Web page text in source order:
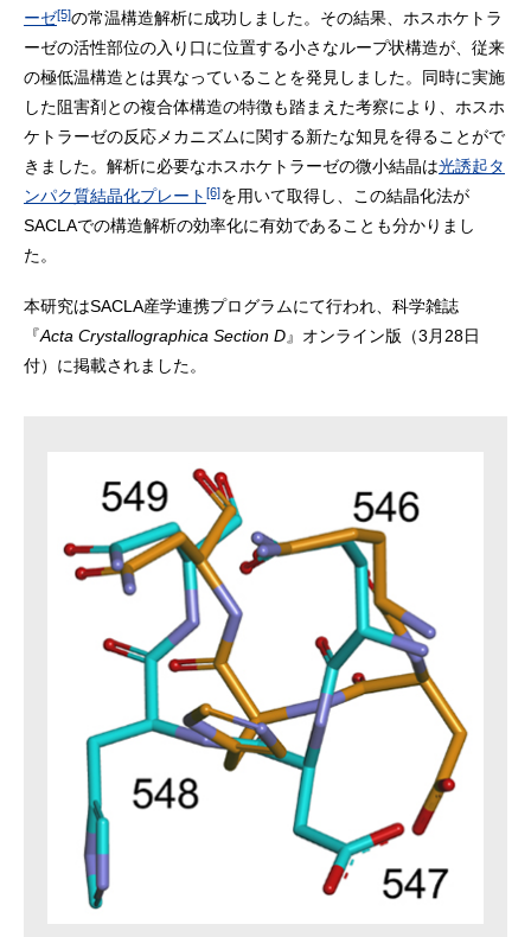
ーゼ[5]の常温構造解析に成功しました。その結果、ホスホケトラ
ーゼの活性部位の入り口に位置する小さなループ状構造が、従来
の極低温構造とは異なっていることを発見しました。同時に実施
した阻害剤との複合体構造の特徴も踏まえた考察により、ホスホ
ケトラーゼの反応メカニズムに関する新たな知見を得ることがで
きました。解析に必要なホスホケトラーゼの微小結晶は光誘起タ
ンパク質結晶化プレート [6]を用いて取得し、この結晶化法が
SACLAでの構造解析の効率化に有効であることも分かりまし
た。
本研究はSACLA産学連携プログラムにて行われ、科学雑誌
『Acta Crystallographica Section D』オンライン版（3月28日
付）に掲載されました。